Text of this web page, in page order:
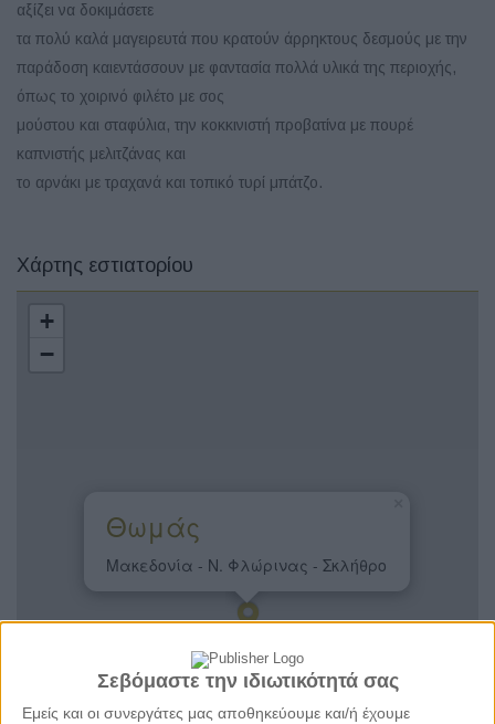
Σεβόμαστε την ιδιωτικότητά σας
Εμείς και οι συνεργάτες μας αποθηκεύουμε και/ή έχουμε
αξίζει να δοκιμάσετε
τα πολύ καλά μαγειρευτά που κρατούν άρρηκτους δεσμούς με την
παράδοση καιεντάσσουν με φαντασία πολλά υλικά της περιοχής,
όπως το χοιρινό φιλέτο με σος
μούστου και σταφύλια, την κοκκινιστή προβατίνα με πουρέ
καπνιστής μελιτζάνας και
το αρνάκι με τραχανά και τοπικό τυρί μπάτζο.
Χάρτης εστιατορίου
Θωμάς
Μακεδονία - Ν. Φλώρινας - Σκλήθρο
+
−